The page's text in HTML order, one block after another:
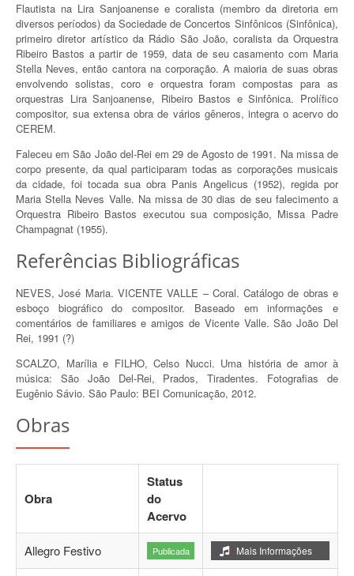
Flautista na Lira Sanjoanense e coralista (membro da diretoria em
diversos períodos) da Sociedade de Concertos Sinfônicos (Sinfônica),
primeiro diretor artístico da Rádio São João, coralista da Orquestra
Ribeiro Bastos a partir de 1959, data de seu casamento com Maria
Stella Neves, então cantora na corporação. A maioria de suas obras
envolvendo solistas, coro e orquestra foram compostas para as
orquestras Lira Sanjoanense, Ribeiro Bastos e Sinfônica. Prolífico
compositor, sua extensa obra de vários gêneros, integra o acervo do
CEREM.
Faleceu em São João del-Rei em 29 de Agosto de 1991. Na missa de
corpo presente, da qual participaram todas as corporações musicais
da cidade, foi tocada sua obra Panis Angelicus (1952), regida por
Maria Stella Neves Valle. Na missa de 30 dias de seu falecimento a
Orquestra Ribeiro Bastos executou sua composição, Missa Padre
Champagnat (1955).
Referências Bibliográficas
NEVES, José Maria. VICENTE VALLE – Coral. Catálogo de obras e
esboço biográfico do compositor. Baseado em informações e
comentários de familiares e amigos de Vicente Valle. São João Del
Rei, 1991 (?)
SCALZO, Marília e FILHO, Celso Nucci. Uma história de amor à
música: São João Del-Rei, Prados, Tiradentes. Fotografias de
Eugênio Sávio. São Paulo: BEI Comunicação, 2012.
Obras
Obra
Status
do
Acervo
Allegro Festivo Publicada Mais Informações